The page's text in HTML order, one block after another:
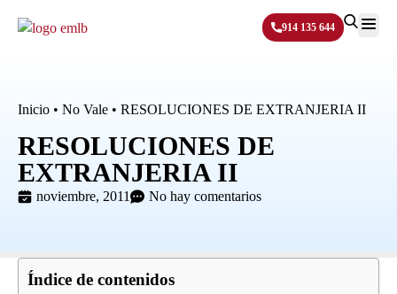
914 135 644
Inicio • No Vale • RESOLUCIONES DE EXTRANJERIA II
RESOLUCIONES DE
EXTRANJERIA II
noviembre, 2011 No hay comentarios
Índice de contenidos